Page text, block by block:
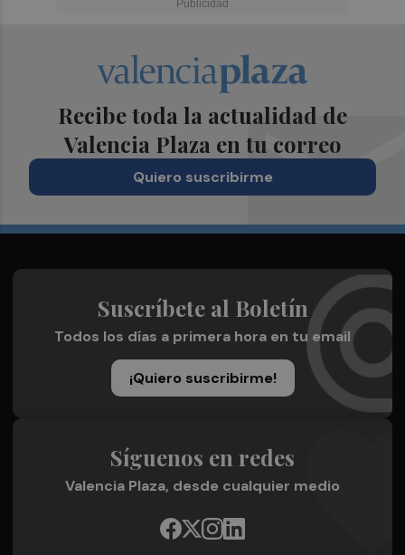
Recibe toda la actualidad de
Valencia Plaza en tu correo
Quiero suscribirme
Suscríbete al Boletín
Todos los días a primera hora en tu email
¡Quiero suscribirme!
Síguenos en redes
Valencia Plaza, desde cualquier medio